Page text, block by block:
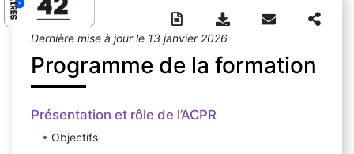
Dernière mise à jour le 13 janvier 2026
Programme de la formation
Présentation et rôle de l’ACPR
Objectifs